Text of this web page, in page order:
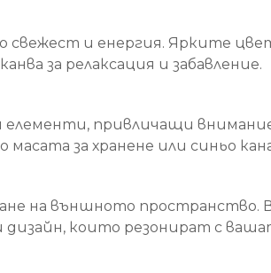
и енергия. Ярките
за релаксация и забавление.
привличащи
за хранене или синьо
на външното пространство.
които резонират с